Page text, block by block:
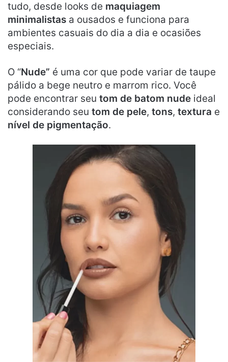
tudo, desde looks de maquiagem
minimalistas a ousados ​​e funciona para
ambientes casuais do dia a dia e ocasiões
especiais.
O “Nude” é uma cor que pode variar de taupe
pálido a bege neutro e marrom rico. Você
pode encontrar seu tom de batom nude ideal
considerando seu tom de pele, tons, textura e
nível de pigmentação.